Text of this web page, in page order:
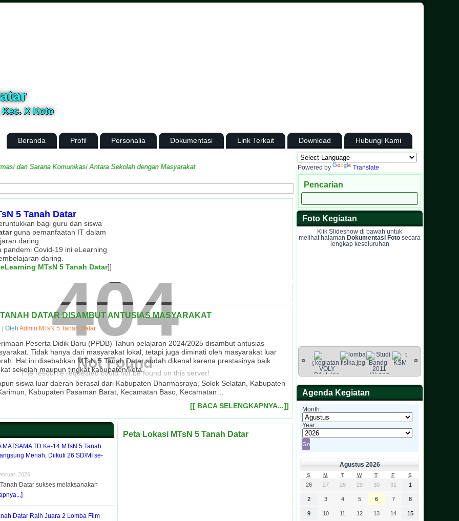
X Koto
Beranda Profil Personalia Dokumentasi Link Terkait Download Hubungi Kami
dan Sarana Komunikasi Antara Sekolah dengan Masyarakat
5 Tanah Datar
bagi guru dan siswa
guna pemanfaatan IT dalam
daring.
pandemi Covid-19 ini eLearning
daring.
MTsN 5 Tanah Datar]]
DATAR DISAMBUT ANTUSIAS MASYARAKAT
Oleh Admin MTsN 5 Tanah Datar
Peserta Didik Baru (PPDB) Tahun pelajaran 2024/2025 disambut antusias
Tidak hanya dari masyarakat lokal, tetapi juga diminati oleh masyarakat luar
Hal ini disebabkan MTsN 5 Tanah Datar sudah dikenal karena prestasinya baik
sekolah maupun tingkat kabupaten/kota.
siswa luar daerah berasal dari Kabupaten Dharmasraya, Solok Selatan, Kabupaten
Kabupaten Pasaman Barat, Kecamatan Baso, Kecamatan…
[[ BACA SELENGKAPNYA...]]
MATSAMA TD Ke-14 MTsN 5 Tanah
Meriah, Diikuti 26 SD/MI se-
2026
Datar sukses melaksanakan
Datar Raih Juara 2 Lomba Film
Peta Lokasi MTsN 5 Tanah Datar
Powered by Translate
Pencarian
Foto Kegiatan
Klik Slideshow di bawah untuk
melihat halaman Dokumentasi Foto secara
lengkap keseluruhan
Agenda Kegiatan
Month:
Year:
Agustus 2026
S M T W T F S
26 27 28 29 30 31 1
2 3 4 5 6 7 8
9 10 11 12 13 14 15
404
Not Found
The resource requested could not be found on this server!